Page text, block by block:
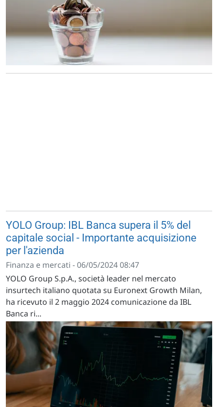
YOLO Group: IBL Banca supera il 5% del
capitale social - Importante acquisizione
per l'azienda
Finanza e mercati - 06/05/2024 08:47
YOLO Group S.p.A., società leader nel mercato
insurtech italiano quotata su Euronext Growth Milan,
ha ricevuto il 2 maggio 2024 comunicazione da IBL
Banca ri...